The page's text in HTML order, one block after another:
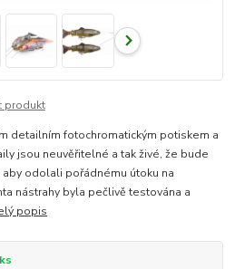
produkt
detailním fotochromatickým potiskem a
jsou neuvěřitelné a tak živé, že bude
odolali pořádnému útoku na
nástrahy byla pečlivě testována a
popis